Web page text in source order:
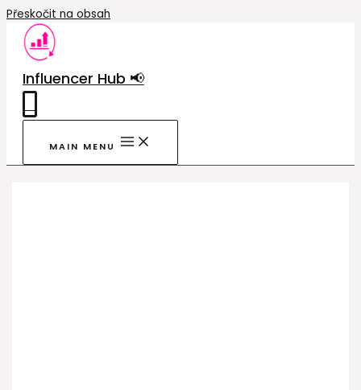
Přeskočit na obsah
Influencer Hub 📢
MAIN MENU